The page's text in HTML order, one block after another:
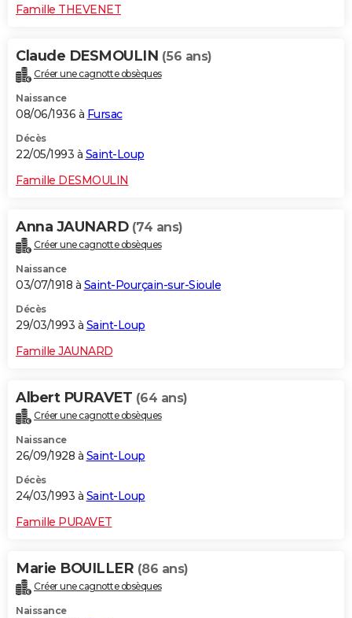
Famille THEVENET
Claude DESMOULIN (56 ans)
Créer une cagnotte obsèques
Naissance
08/06/1936 à Fursac
Décès
22/05/1993 à Saint-Loup
Famille DESMOULIN
Anna JAUNARD (74 ans)
Créer une cagnotte obsèques
Naissance
03/07/1918 à Saint-Pourçain-sur-Sioule
Décès
29/03/1993 à Saint-Loup
Famille JAUNARD
Albert PURAVET (64 ans)
Créer une cagnotte obsèques
Naissance
26/09/1928 à Saint-Loup
Décès
24/03/1993 à Saint-Loup
Famille PURAVET
Marie BOUILLER (86 ans)
Créer une cagnotte obsèques
Naissance